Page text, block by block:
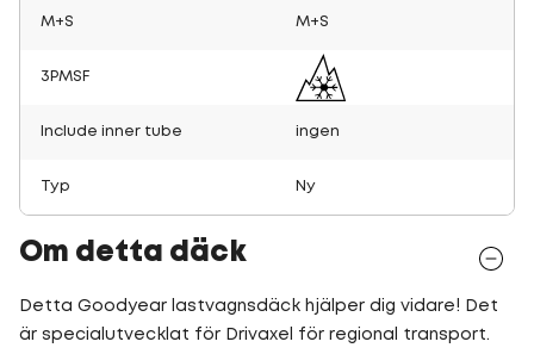
M+S M+S
3PMSF
Include inner tube ingen
Typ Ny
Om detta däck
Detta Goodyear lastvagnsdäck hjälper dig vidare! Det
är specialutvecklat för Drivaxel för regional transport.